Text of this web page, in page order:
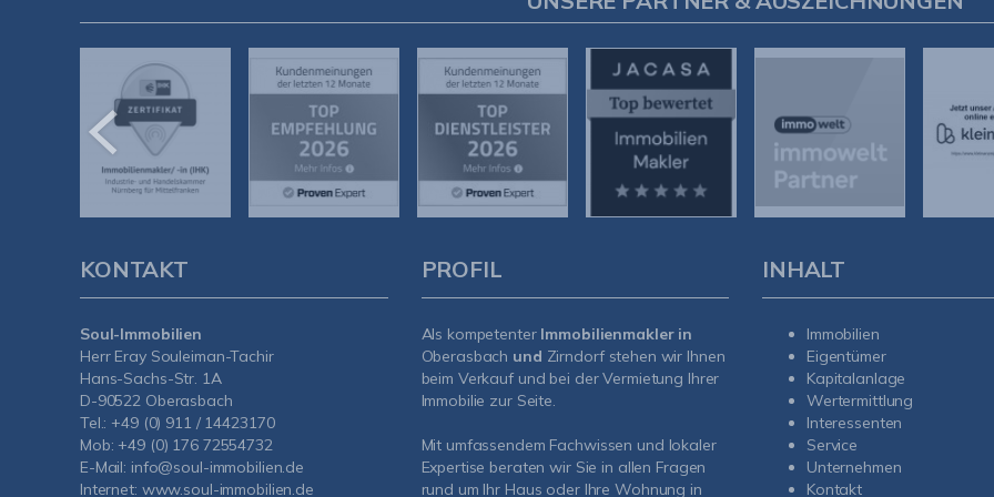
KONTAKT
Soul-Immobilien
Herr Eray Souleiman-Tachir
Hans-Sachs-Str. 1A
D-90522 Oberasbach
Tel.: +49 (0) 911 / 14423170
Mob: +49 (0) 176 72554732
E-Mail: info@soul-immobilien.de
Internet: www.soul-immobilien.de
PROFIL
Als kompetenter Immobilienmakler in
Oberasbach und Zirndorf stehen wir Ihnen
beim Verkauf und bei der Vermietung Ihrer
Immobilie zur Seite.
Mit umfassendem Fachwissen und lokaler
Expertise beraten wir Sie in allen Fragen
rund um Ihr Haus oder Ihre Wohnung in
INHALT
Immobilien
Eigentümer
Kapitalanlage
Wertermittlung
Interessenten
Service
Unternehmen
Kontakt